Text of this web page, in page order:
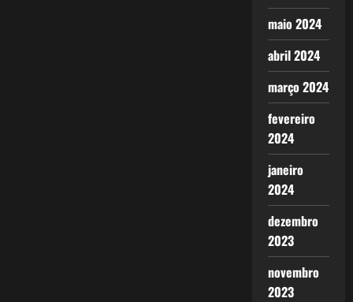
maio 2024
abril 2024
março 2024
fevereiro
2024
janeiro
2024
dezembro
2023
novembro
2023